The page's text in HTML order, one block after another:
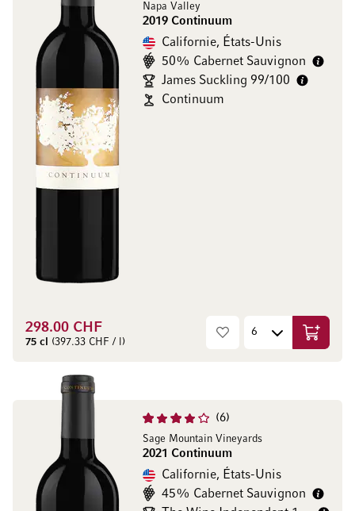
Napa Valley
2019 Continuum
Californie, États-Unis
50% Cabernet Sauvignon
James Suckling 99/100
Continuum
298.00 CHF
75 cl (397.33 CHF / l) Ajouter
6
Sage Mountain Vineyards
2021 Continuum
Californie, États-Unis
45% Cabernet Sauvignon